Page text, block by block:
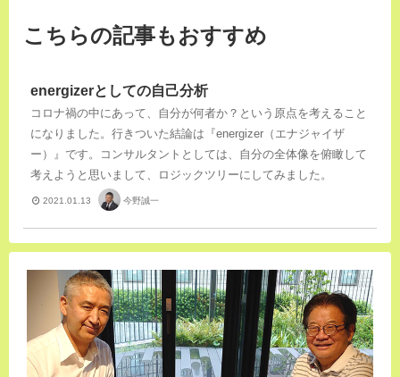
こちらの記事もおすすめ
energizerとしての自己分析
コロナ禍の中にあって、自分が何者か？という原点を考えること
になりました。行きついた結論は『energizer（エナジャイザ
ー）』です。コンサルタントとしては、自分の全体像を俯瞰して
考えようと思いまして、ロジックツリーにしてみました。
2021.01.13 今野誠一